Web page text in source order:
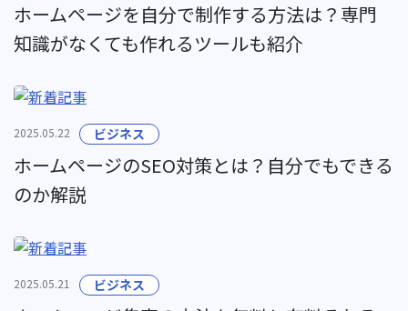
ホームページを自分で制作する方法は？専門
知識がなくても作れるツールも紹介
2025.05.22 ビジネス
ホームページのSEO対策とは？自分でもできる
のか解説
2025.05.21 ビジネス